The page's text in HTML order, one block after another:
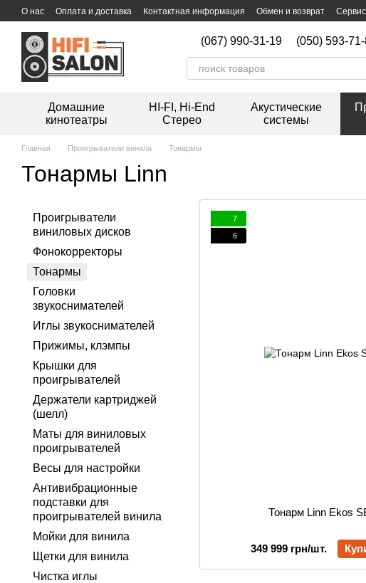
Перейти к основному контенту
О нас Оплата и доставка Контактная информация Обмен и возврат
(067) 990-31-19 (050) 593-
Домашние
кинотеатры
HI-FI, Hi-End
Стерео
Акустические
системы
Главная Проигрыватели винила Тонармы
Тонармы Linn
7
6
Тонарм Linn Ekos
349 999 грн/шт.
Проигрыватели
виниловых дисков
Фонокорректоры
Тонармы
Головки
звукоснимателей
Иглы звукоснимателей
Прижимы, клэмпы
Крышки для
проигрывателей
Держатели картриджей
(шелл)
Маты для виниловых
проигрывателей
Весы для настройки
Антивибрационные
подставки для
проигрывателей винила
Мойки для винила
Щетки для винила
Чистка иглы